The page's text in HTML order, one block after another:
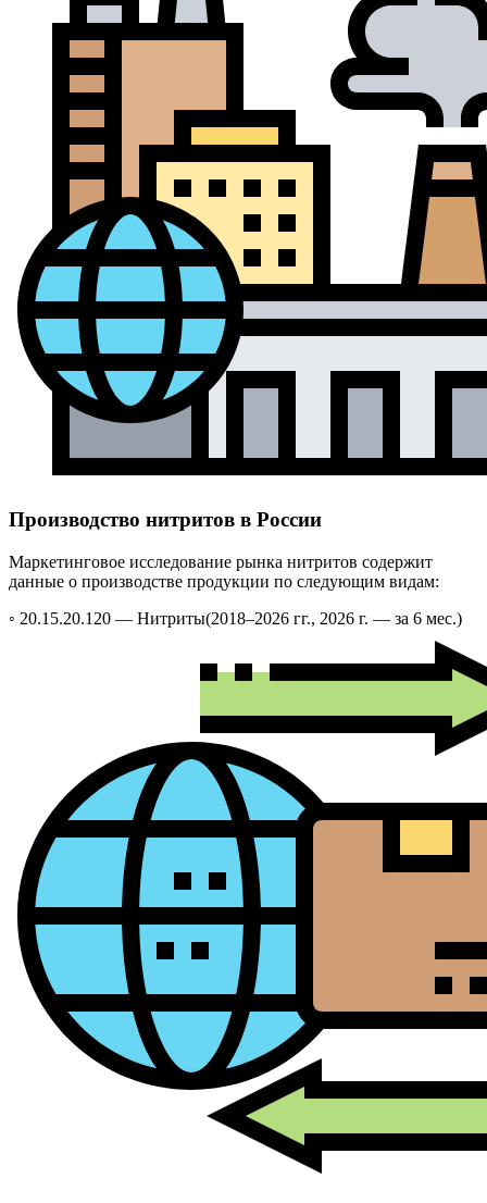
Производство нитритов в России
Маркетинговое исследование рынка нитритов содержит
данные о производстве продукции по следующим видам:
◦ 20.15.20.120 — Нитриты(2018–2026 гг., 2026 г. — за 6 мес.)